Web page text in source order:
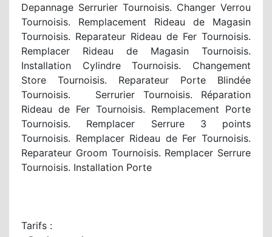
Depannage Serrurier Tournoisis. Changer Verrou
Tournoisis. Remplacement Rideau de Magasin
Tournoisis. Reparateur Rideau de Fer Tournoisis.
Remplacer Rideau de Magasin Tournoisis.
Installation Cylindre Tournoisis. Changement
Store Tournoisis. Reparateur Porte Blindée
Tournoisis. Serrurier Tournoisis. Réparation
Rideau de Fer Tournoisis. Remplacement Porte
Tournoisis. Remplacer Serrure 3 points
Tournoisis. Remplacer Rideau de Fer Tournoisis.
Reparateur Groom Tournoisis. Remplacer Serrure
Tournoisis. Installation Porte
Tarifs :